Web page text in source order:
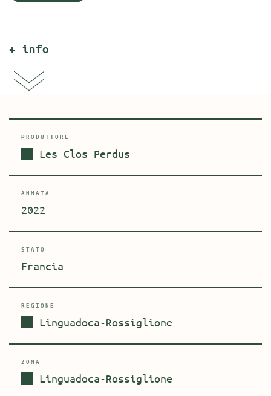
2022,
750
+ info
PRODUTTORE
Les Clos Perdus
ANNATA
2022
STATO
Francia
REGIONE
Linguadoca-Rossiglione
ZONA
Linguadoca-Rossiglione